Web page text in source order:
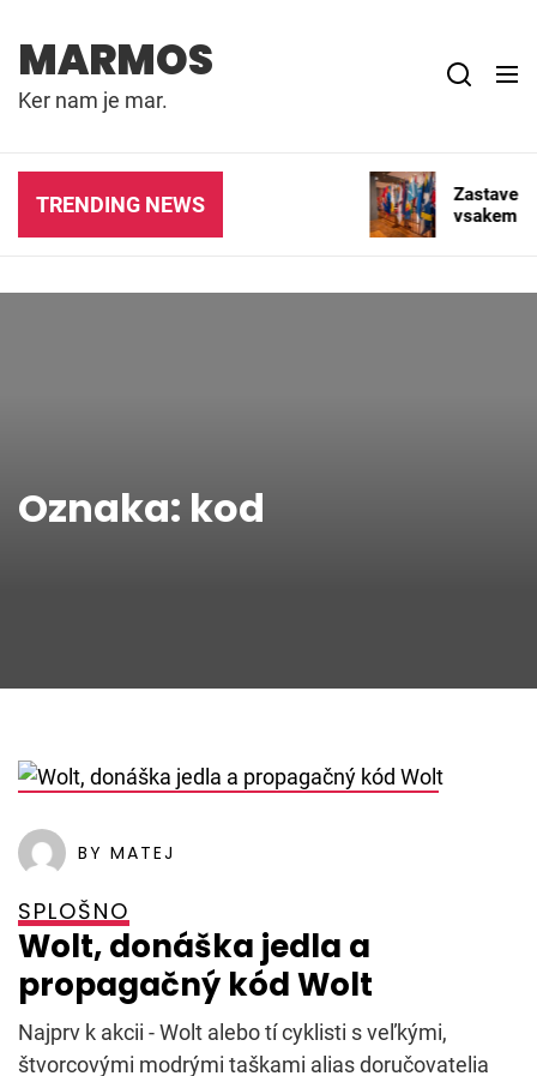
content
MARMOS
Ker nam je mar.
TRENDING NEWS
dogodke in promocijske
Zastave –
vsakem
Oznaka: kod
BY MATEJ
SPLOŠNO
Wolt, donáška jedla a
propagačný kód Wolt
Najprv k akcii - Wolt alebo tí cyklisti s veľkými,
štvorcovými modrými taškami alias doručovatelia